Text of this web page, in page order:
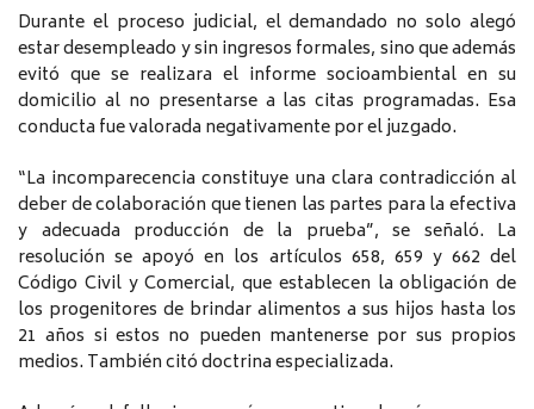
Durante el proceso judicial, el demandado no solo alegó
estar desempleado y sin ingresos formales, sino que además
evitó que se realizara el informe socioambiental en su
domicilio al no presentarse a las citas programadas. Esa
conducta fue valorada negativamente por el juzgado.
“La incomparecencia constituye una clara contradicción al
deber de colaboración que tienen las partes para la efectiva
y adecuada producción de la prueba”, se señaló. La
resolución se apoyó en los artículos 658, 659 y 662 del
Código Civil y Comercial, que establecen la obligación de
los progenitores de brindar alimentos a sus hijos hasta los
21 años si estos no pueden mantenerse por sus propios
medios. También citó doctrina especializada.